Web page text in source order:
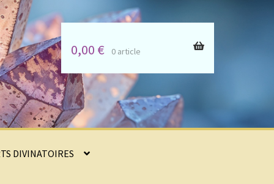
DIVINATOIRES
0,00 € 0 article